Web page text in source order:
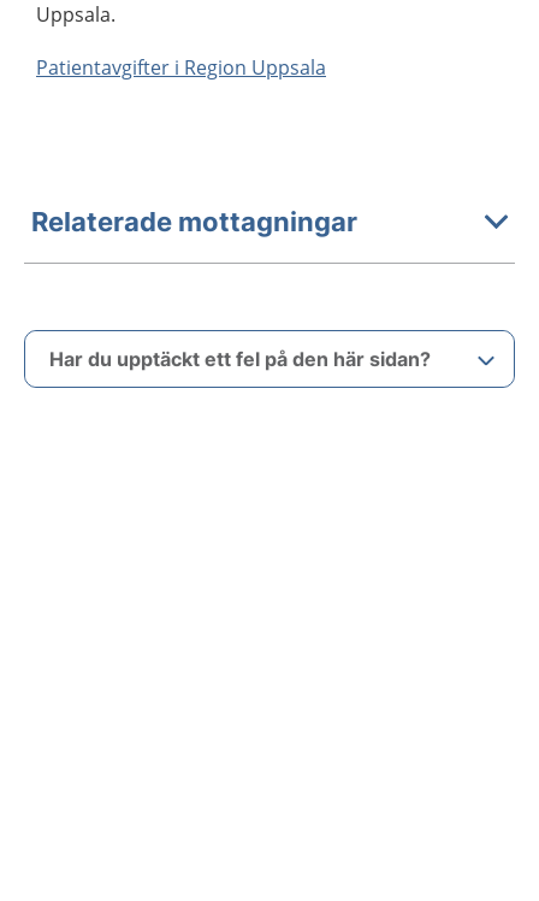
Uppsala.
Patientavgifter i Region Uppsala
Relaterade mottagningar
Har du upptäckt ett fel på den här sidan?